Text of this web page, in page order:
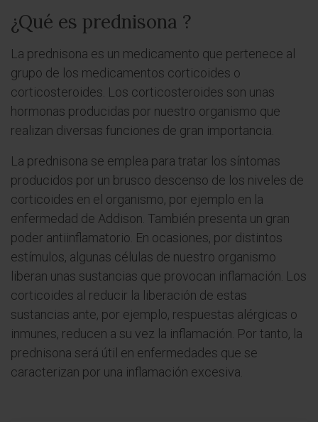
¿Qué es prednisona ?
La prednisona es un medicamento que pertenece al
grupo de los medicamentos corticoides o
corticosteroides. Los corticosteroides son unas
hormonas producidas por nuestro organismo que
realizan diversas funciones de gran importancia.
La prednisona se emplea para tratar los síntomas
producidos por un brusco descenso de los niveles de
corticoides en el organismo, por ejemplo en la
enfermedad de Addison. También presenta un gran
poder antiinflamatorio. En ocasiones, por distintos
estímulos, algunas células de nuestro organismo
liberan unas sustancias que provocan inflamación. Los
corticoides al reducir la liberación de estas
sustancias ante, por ejemplo, respuestas alérgicas o
inmunes, reducen a su vez la inflamación. Por tanto, la
prednisona será útil en enfermedades que se
caracterizan por una inflamación excesiva.